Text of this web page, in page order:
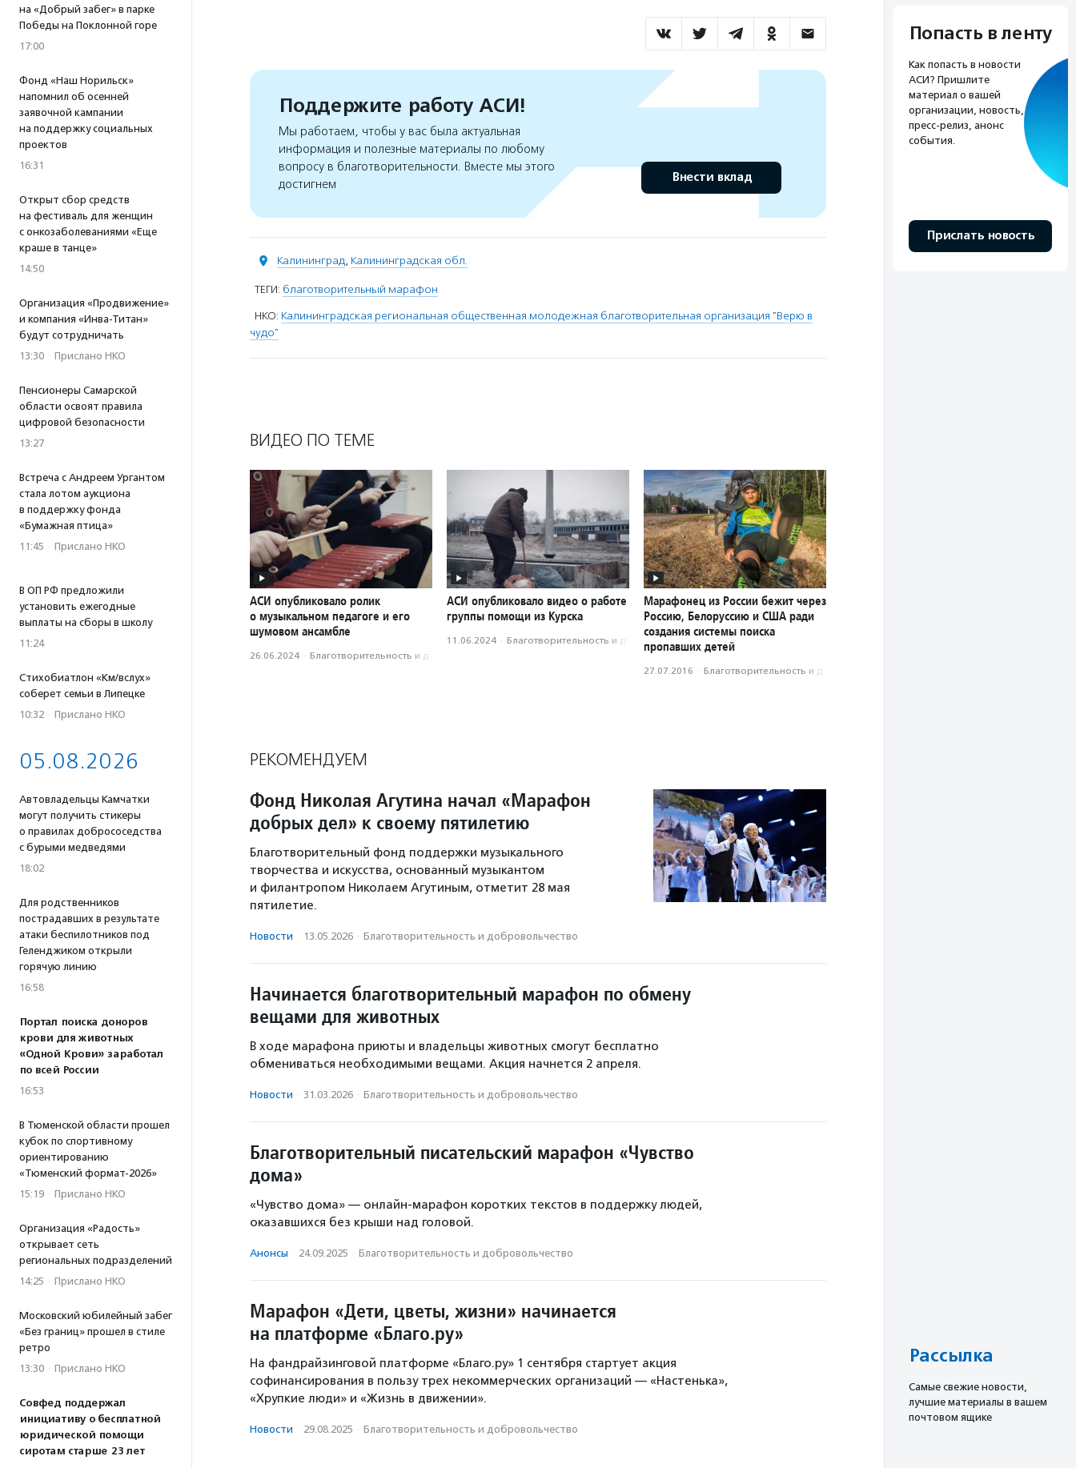
на «Добрый забег» в парке
Победы на Поклонной горе
17:00
Фонд «Наш Норильск»
напомнил об осенней
заявочной кампании
на поддержку социальных
проектов
16:31
Открыт сбор средств
на фестиваль для женщин
с онкозаболеваниями «Еще
краше в танце»
14:50
Организация «Продвижение»
и компания «Инва-Титан»
будут сотрудничать
13:30 · Прислано НКО
Пенсионеры Самарской
области освоят правила
цифровой безопасности
13:27
Встреча с Андреем Ургантом
стала лотом аукциона
в поддержку фонда
«Бумажная птица»
11:45 · Прислано НКО
В ОП РФ предложили
установить ежегодные
выплаты на сборы в школу
11:24
Стихобиатлон «Км/вслух»
соберет семьи в Липецке
10:32 · Прислано НКО
05.08.2026
Автовладельцы Камчатки
могут получить стикеры
о правилах добрососедства
с бурыми медведями
18:02
Для родственников
пострадавших в результате
атаки беспилотников под
Геленджиком открыли
горячую линию
16:58
Портал поиска доноров
крови для животных
«Одной Крови» заработал
по всей России
16:53
В Тюменской области прошел
кубок по спортивному
ориентированию
«Тюменский формат-2026»
15:19 · Прислано НКО
Организация «Радость»
открывает сеть
региональных подразделений
14:25 · Прислано НКО
Московский юбилейный забег
«Без границ» прошел в стиле
ретро
13:30 · Прислано НКО
Совфед поддержал
инициативу о бесплатной
юридической помощи
сиротам старше 23 лет
Поддержите работу АСИ!
Мы работаем, чтобы у вас была актуальная
информация и полезные материалы по любому
вопросу в благотворительности. Вместе мы этого
достигнем
Внести вклад
Калининград, Калининградская обл.
ТЕГИ: благотворительный марафон
НКО: Калининградская региональная общественная молодежная благотворительная организация "Верю в
чудо"
ВИДЕО ПО ТЕМЕ
АСИ опубликовало ролик
о музыкальном педагоге и его
шумовом ансамбле
26.06.2024 · Благотвори­тель­ность и доброволь­чест­во
АСИ опубликовало видео о работе
группы помощи из Курска
11.06.2024 · Благотвори­тель­ность и доброволь­чест­во
Марафонец из России бежит через
Россию, Белоруссию и США ради
создания системы поиска
пропавших детей
27.07.2016 · Благотвори­тель­ность и доброволь­чест­во
РЕКОМЕНДУЕМ
Фонд Николая Агутина начал «Марафон
добрых дел» к своему пятилетию
Благотворительный фонд поддержки музыкального
творчества и искусства, основанный музыкантом
и филантропом Николаем Агутиным, отметит 28 мая
пятилетие.
Новости · 13.05.2026 · Благотвори­тель­ность и доброволь­чест­во
Начинается благотворительный марафон по обмену
вещами для животных
В ходе марафона приюты и владельцы животных смогут бесплатно
обмениваться необходимыми вещами. Акция начнется 2 апреля.
Новости · 31.03.2026 · Благотвори­тель­ность и доброволь­чест­во
Благотворительный писательский марафон «Чувство
дома»
«Чувство дома» — онлайн-марафон коротких текстов в поддержку людей,
оказавшихся без крыши над головой.
Анонсы · 24.09.2025 · Благотвори­тель­ность и доброволь­чест­во
Марафон «Дети, цветы, жизни» начинается
на платформе «Благо.ру»
На фандрайзинговой платформе «Благо.ру» 1 сентября стартует акция
софинансирования в пользу трех некоммерческих организаций — «Настенька»,
«Хрупкие люди» и «Жизнь в движении».
Новости · 29.08.2025 · Благотвори­тель­ность и доброволь­чест­во
Попасть в ленту
Как попасть в новости
АСИ? Пришлите
материал о вашей
организации, новость,
пресс-релиз, анонс
события.
Прислать новость
Рассылка
Cамые свежие новости,
лучшие материалы в вашем
почтовом ящике